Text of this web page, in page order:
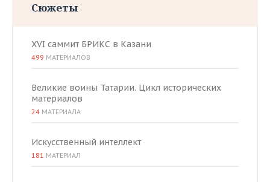
Сюжеты
XVI саммит БРИКС в Казани
499 МАТЕРИАЛОВ
Великие воины Татарии. Цикл исторических
материалов
24 МАТЕРИАЛА
Искусственный интеллект
181 МАТЕРИАЛ